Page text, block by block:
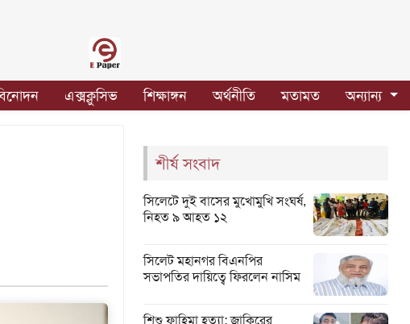
এক্সক্লুসিভ শিক্ষাঙ্গন অর্থনীতি মতামত অন্যান্য
শীর্ষ সংবাদ
সিলেটে দুই বাসের মুখোমুখি সংঘর্ষ,
নিহত ৯ আহত ১২
সিলেট মহানগর বিএনপির
সভাপতির দায়িত্বে ফিরলেন নাসিম
শিশু ফাহিমা হত্যা: জাকিরের